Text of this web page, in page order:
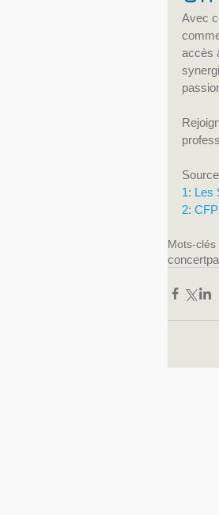
Avec
accès
1: Les
2:
Mots-clés
concert